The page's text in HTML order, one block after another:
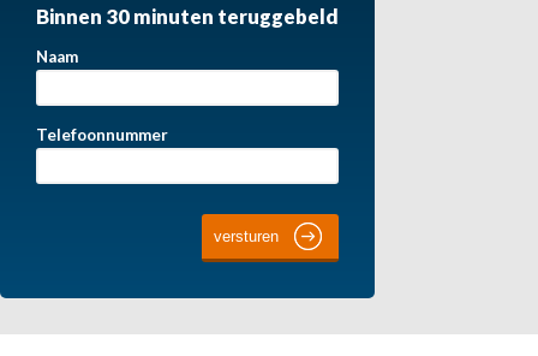
Binnen 30 minuten teruggebeld
Naam
Telefoonnummer